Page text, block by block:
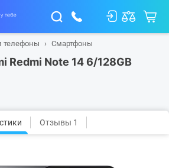
телефоны Смартфоны
Redmi Note 14 6/128GB
Отзывы 1